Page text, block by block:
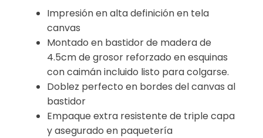
Impresión en alta definición en tela
canvas
Montado en bastidor de madera de
4.5cm de grosor reforzado en esquinas
con caimán incluido listo para colgarse.
Doblez perfecto en bordes del canvas al
bastidor
Empaque extra resistente de triple capa
y asegurado en paquetería